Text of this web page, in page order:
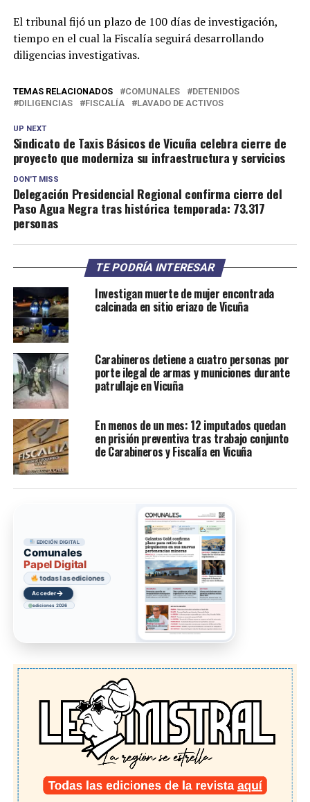
El tribunal fijó un plazo de 100 días de investigación,
tiempo en el cual la Fiscalía seguirá desarrollando
diligencias investigativas.
TEMAS RELACIONADOS COMUNALES
DETENIDOS
DILIGENCIAS
FISCALÍA LAVADO DE ACTIVOS
UP NEXT
Sindicato de Taxis Básicos de Vicuña celebra cierre de
proyecto que moderniza su infraestructura y servicios
DON'T MISS
Delegación Presidencial Regional confirma cierre del
Paso Agua Negra tras histórica temporada: 73.317
personas
TE PODRÍA INTERESAR
Investigan muerte de mujer encontrada
calcinada en sitio eriazo de Vicuña
Carabineros detiene a cuatro personas por
porte ilegal de armas y municiones durante
patrullaje en Vicuña
En menos de un mes: 12 imputados quedan
en prisión preventiva tras trabajo conjunto
de Carabineros y Fiscalía en Vicuña
EDICIÓN DIGITAL
Comunales
Papel Digital
todas las ediciones
Acceder→
ediciones 2026